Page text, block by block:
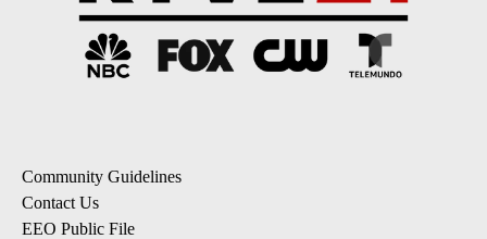
Community Guidelines
Contact Us
EEO Public File